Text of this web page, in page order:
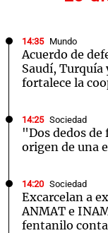
14:35 Mundo
Acuerdo de
Saudí, Turquía
fortalece la
14:25 Sociedad
"Dos dedos
origen de una
14:20 Sociedad
Excarcelan a
ANMAT e
fentanilo
Cadena 3